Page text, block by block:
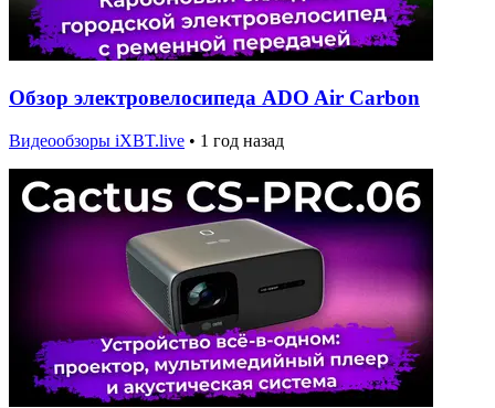
Обзор электровелосипеда ADO Air Carbon
Видеообзоры iXBT.live • 1 год назад